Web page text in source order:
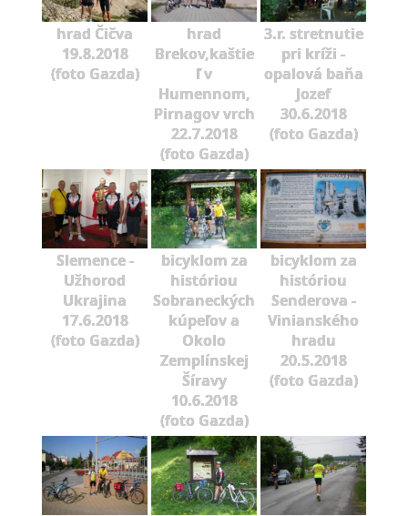
hrad Čičva
19.8.2018
(foto Gazda)
hrad
Brekov,kaštie
ľ v
Humennom,
Pirnagov vrch
22.7.2018
(foto Gazda)
3.r. stretnutie
pri kríži -
opalová baňa
Jozef
30.6.2018
(foto Gazda)
Slemence -
Užhorod
Ukrajina
17.6.2018
(foto Gazda)
bicyklom za
históriou
Sobraneckých
kúpeľov a
Okolo
Zemplínskej
Šíravy
10.6.2018
(foto Gazda)
bicyklom za
históriou
Senderova -
Vinianského
hradu
20.5.2018
(foto Gazda)